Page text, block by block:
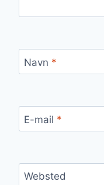
Navn *
E-mail *
Websted